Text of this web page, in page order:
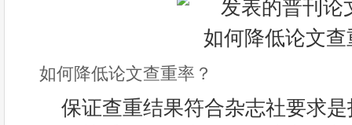
如何降低论文查重率？
保证查重结果符合杂志社要求